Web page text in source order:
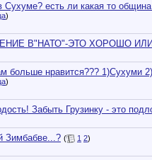
есть ли какая то
)
В"НАТО"-ЭТО ХОРОШО ИЛИ
больше нравится???
)
Забыть Грузинку - это
Зимбабве...? ( 1 2)